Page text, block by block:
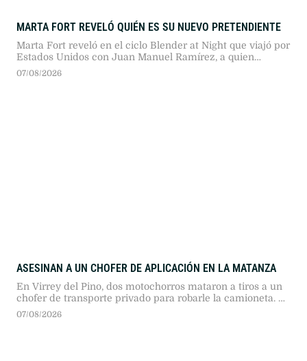
MARTA FORT REVELÓ QUIÉN ES SU NUEVO PRETENDIENTE
Marta Fort reveló en el ciclo Blender at Night que viajó por
Estados Unidos con Juan Manuel Ramírez, a quien
conoció tras la viralización del concurso para conseguir
07/08/2026
ASESINAN A UN CHOFER DE APLICACIÓN EN LA MATANZA
En Virrey del Pino, dos motochorros mataron a tiros a un
chofer de transporte privado para robarle la camioneta. La
pasajera logró resguardarse durante el ataque y el fiscal
07/08/2026